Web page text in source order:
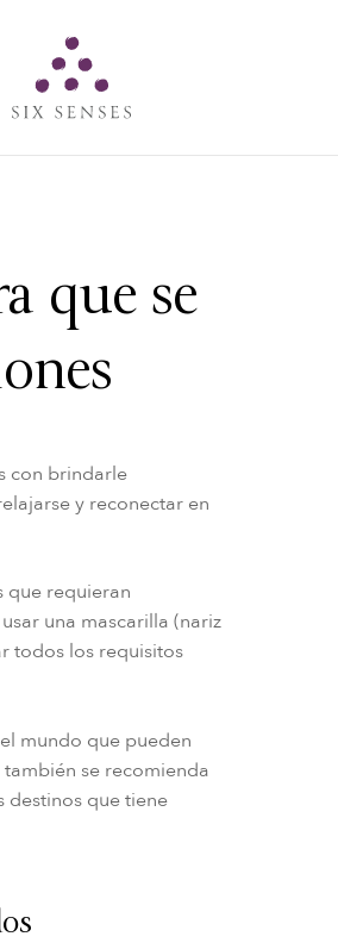
que se
con brindarle
y reconectar en
que requieran
una mascarilla (nariz
todos los requisitos
mundo que pueden
se recomienda
destinos que tiene